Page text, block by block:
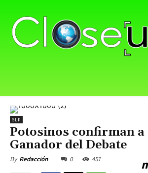
SLP
Potosinos confirman a
Ganador del Debate
By Redacción 0 451